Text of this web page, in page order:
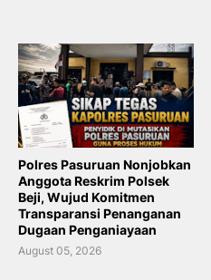
Polres Pasuruan Nonjobkan
Anggota Reskrim Polsek
Beji, Wujud Komitmen
Transparansi Penanganan
Dugaan Penganiayaan
August 05, 2026